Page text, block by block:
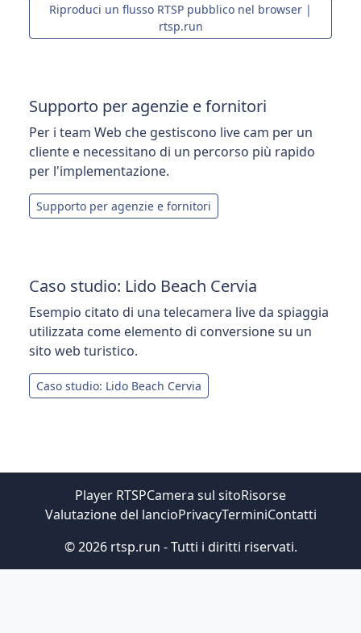
Riproduci un flusso RTSP pubblico nel browser |
rtsp.run
Supporto per agenzie e fornitori
Per i team Web che gestiscono live cam per un
cliente e necessitano di un percorso più rapido
per l'implementazione.
Supporto per agenzie e fornitori
Caso studio: Lido Beach Cervia
Esempio citato di una telecamera live da spiaggia
utilizzata come elemento di conversione su un
sito web turistico.
Caso studio: Lido Beach Cervia
Player RTSPCamera sul sitoRisorse
Valutazione del lancioPrivacyTerminiContatti
© 2026 rtsp.run - Tutti i diritti riservati.